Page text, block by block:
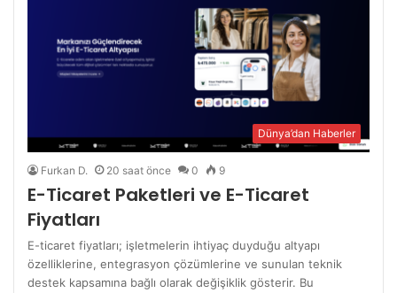
Dünya’dan Haberler
Furkan D. 20 saat önce 0 9
E-Ticaret Paketleri ve E-Ticaret
Fiyatları
E-ticaret fiyatları; işletmelerin ihtiyaç duyduğu altyapı
özelliklerine, entegrasyon çözümlerine ve sunulan teknik
destek kapsamına bağlı olarak değişiklik gösterir. Bu